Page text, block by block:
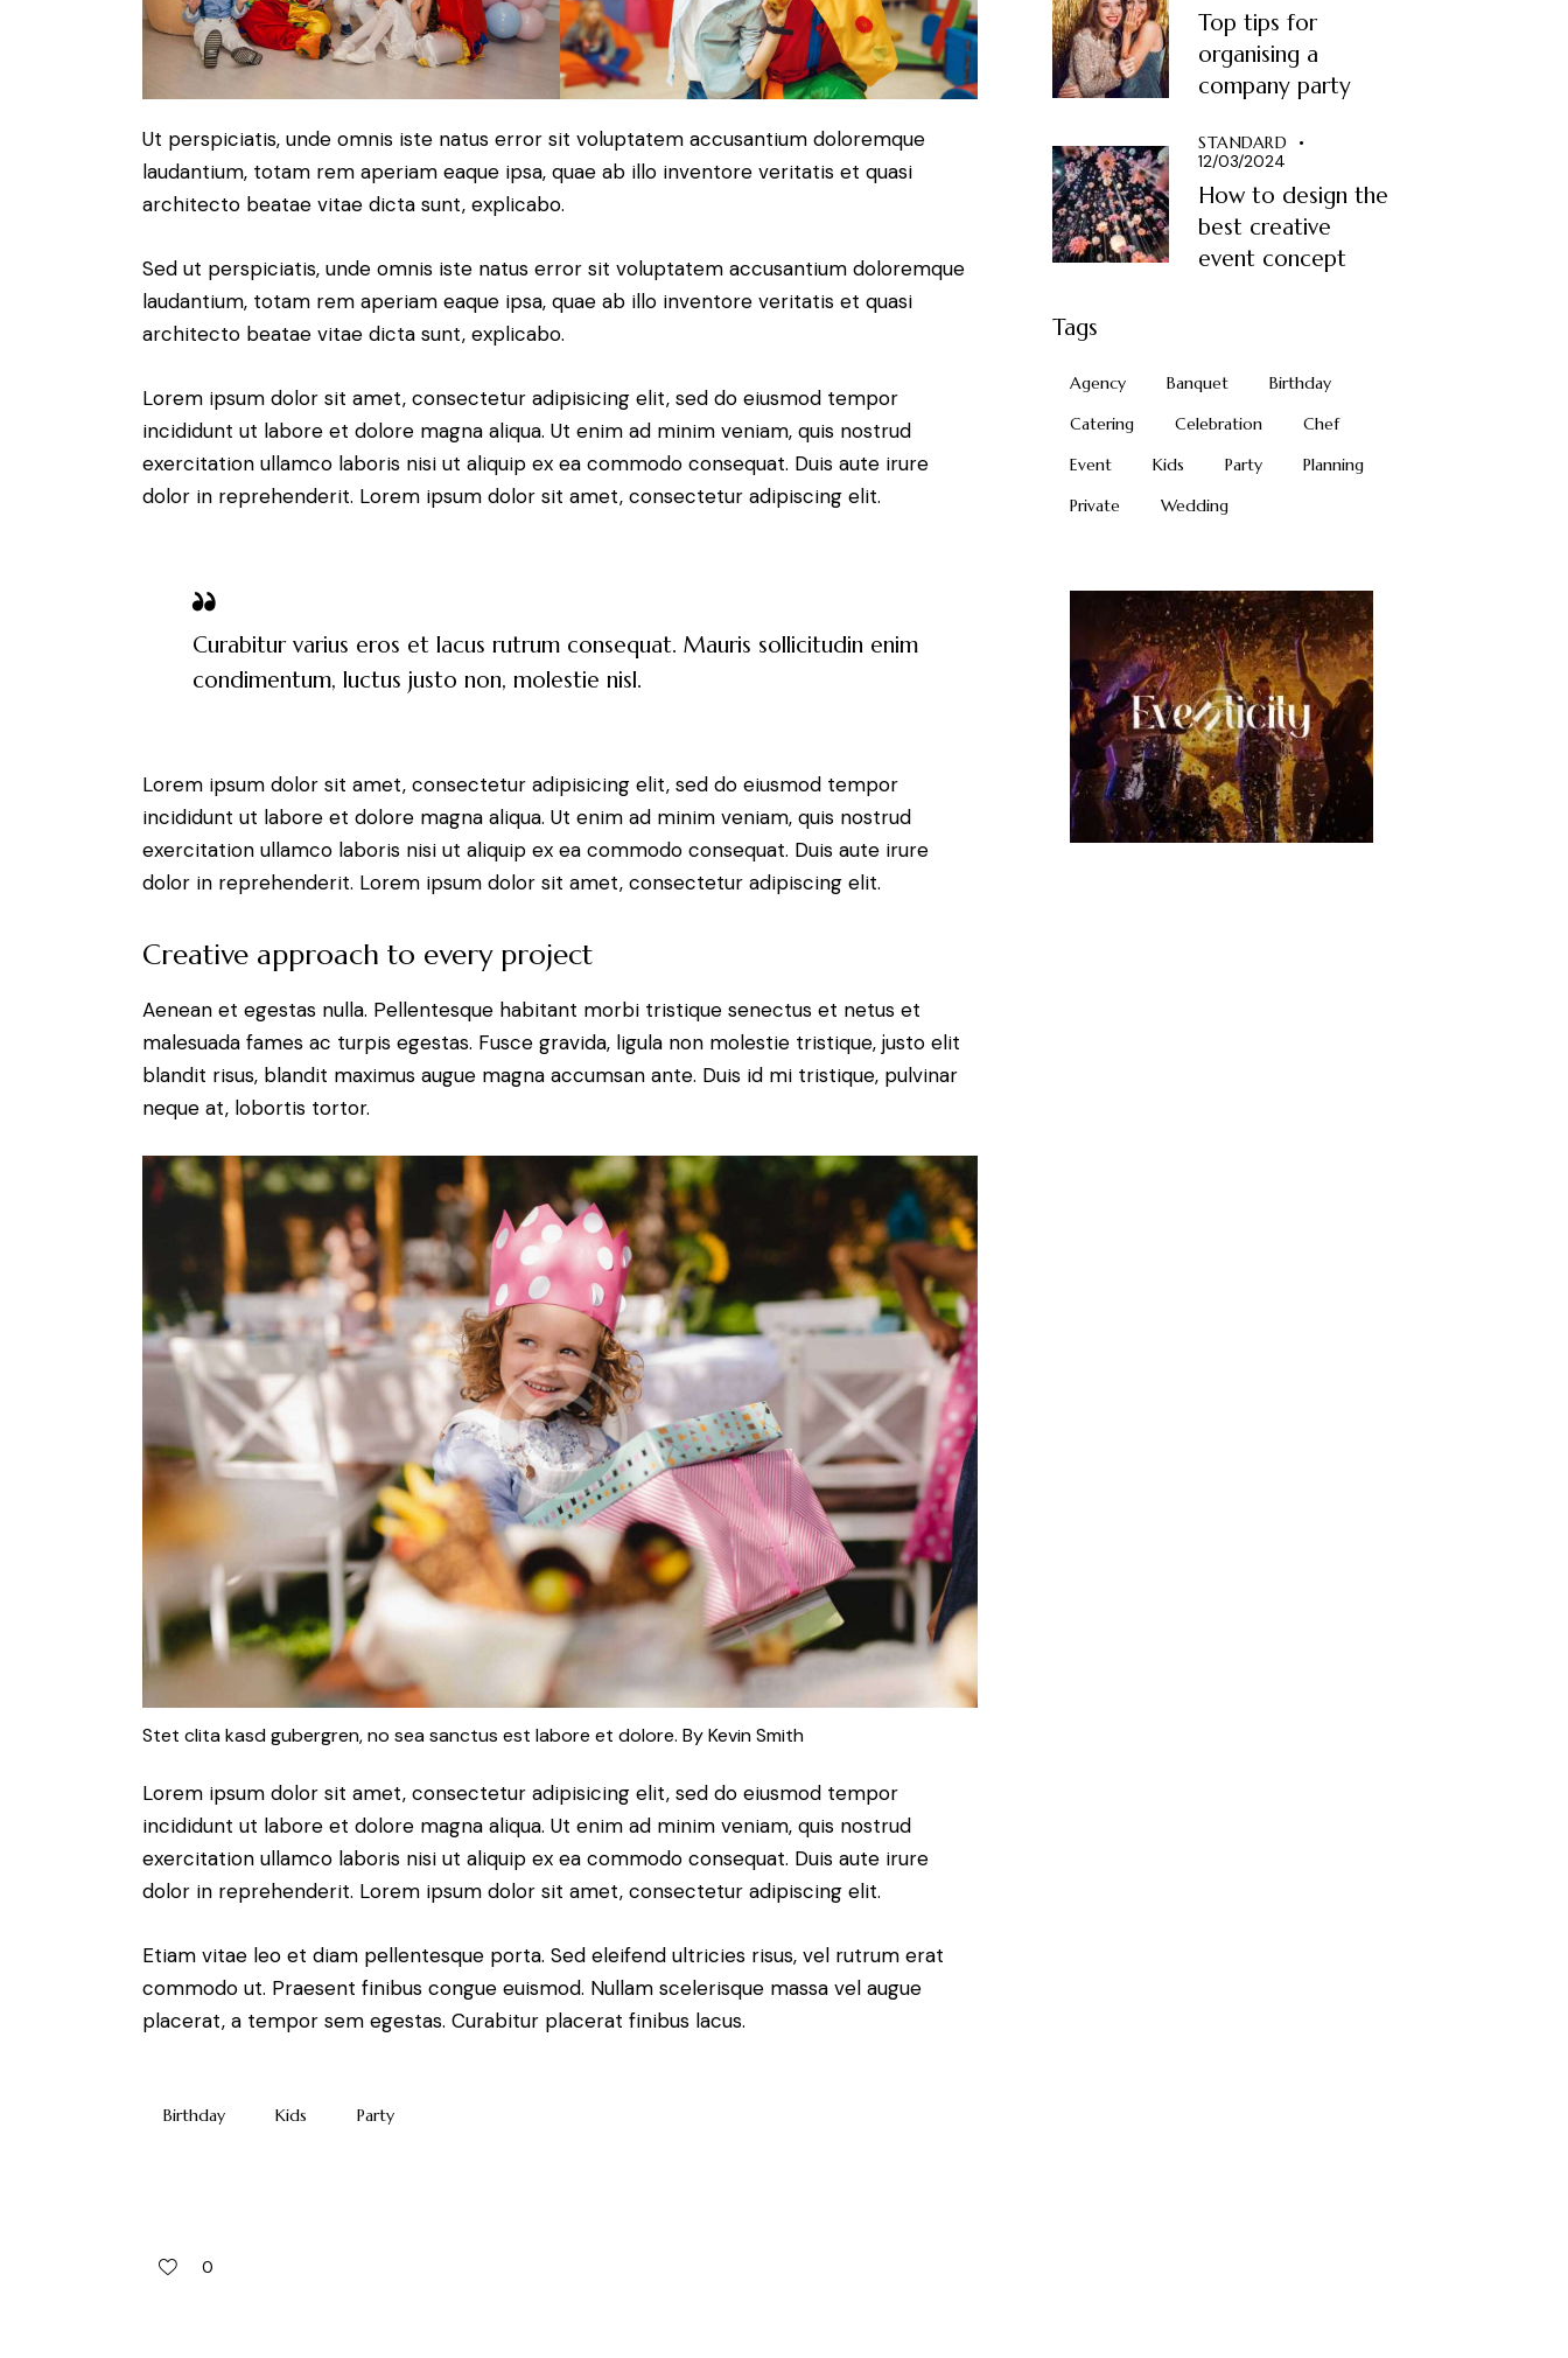
Ut perspiciatis, unde omnis iste natus error sit voluptatem accusantium doloremque
laudantium, totam rem aperiam eaque ipsa, quae ab illo inventore veritatis et quasi
architecto beatae vitae dicta sunt, explicabo.
Sed ut perspiciatis, unde omnis iste natus error sit voluptatem accusantium doloremque
laudantium, totam rem aperiam eaque ipsa, quae ab illo inventore veritatis et quasi
architecto beatae vitae dicta sunt, explicabo.
Lorem ipsum dolor sit amet, consectetur adipisicing elit, sed do eiusmod tempor
incididunt ut labore et dolore magna aliqua. Ut enim ad minim veniam, quis nostrud
exercitation ullamco laboris nisi ut aliquip ex ea commodo consequat. Duis aute irure
dolor in reprehenderit. Lorem ipsum dolor sit amet, consectetur adipiscing elit.
Curabitur varius eros et lacus rutrum consequat. Mauris sollicitudin enim
condimentum, luctus justo non, molestie nisl.
Lorem ipsum dolor sit amet, consectetur adipisicing elit, sed do eiusmod tempor
incididunt ut labore et dolore magna aliqua. Ut enim ad minim veniam, quis nostrud
exercitation ullamco laboris nisi ut aliquip ex ea commodo consequat. Duis aute irure
dolor in reprehenderit. Lorem ipsum dolor sit amet, consectetur adipiscing elit.
Creative approach to every project
Aenean et egestas nulla. Pellentesque habitant morbi tristique senectus et netus et
malesuada fames ac turpis egestas. Fusce gravida, ligula non molestie tristique, justo elit
blandit risus, blandit maximus augue magna accumsan ante. Duis id mi tristique, pulvinar
neque at, lobortis tortor.
Stet clita kasd gubergren, no sea sanctus est labore et dolore. ByKevin Smith
Lorem ipsum dolor sit amet, consectetur adipisicing elit, sed do eiusmod tempor
incididunt ut labore et dolore magna aliqua. Ut enim ad minim veniam, quis nostrud
exercitation ullamco laboris nisi ut aliquip ex ea commodo consequat. Duis aute irure
dolor in reprehenderit. Lorem ipsum dolor sit amet, consectetur adipiscing elit.
Etiam vitae leo et diam pellentesque porta. Sed eleifend ultricies risus, vel rutrum erat
commodo ut. Praesent finibus congue euismod. Nullam scelerisque massa vel augue
placerat, a tempor sem egestas. Curabitur placerat finibus lacus.
Birthday Kids Party
0
Top tips for
organising a
company party
STANDARD
12/03/2024
How to design the
best creative
event concept
Tags
Agency Banquet
Birthday
Catering
Celebration
Chef
Event
Kids Party
Planning
Private
Wedding